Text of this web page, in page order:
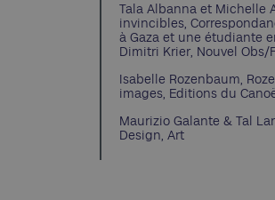
Tala Albanna et Michelle
invincibles,
à Gaza et une étudiante
Dimitri Krier, Nouvel Obs/
Isabelle Rozenbaum,
images, Editions du
Maurizio Galante & Tal
Design, Art